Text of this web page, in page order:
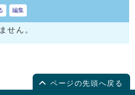
編集
せん。
ページの先頭へ戻る